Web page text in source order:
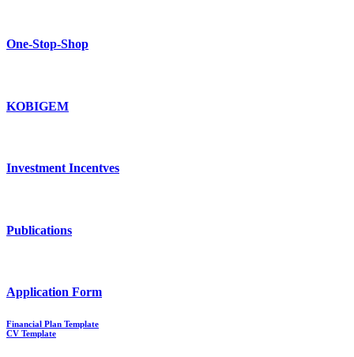
One-Stop-Shop
KOBIGEM
Investment Incentves
Publications
Application Form
Financial Plan Template
CV Template